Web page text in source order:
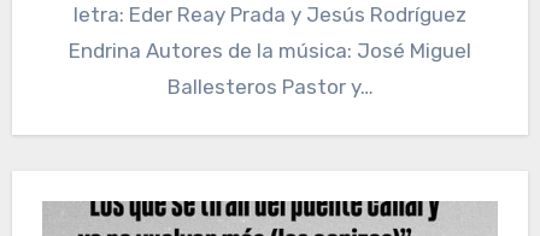
letra: Eder Reay Prada y Jesús Rodríguez
Endrina Autores de la música: José Miguel
Ballesteros Pastor y…